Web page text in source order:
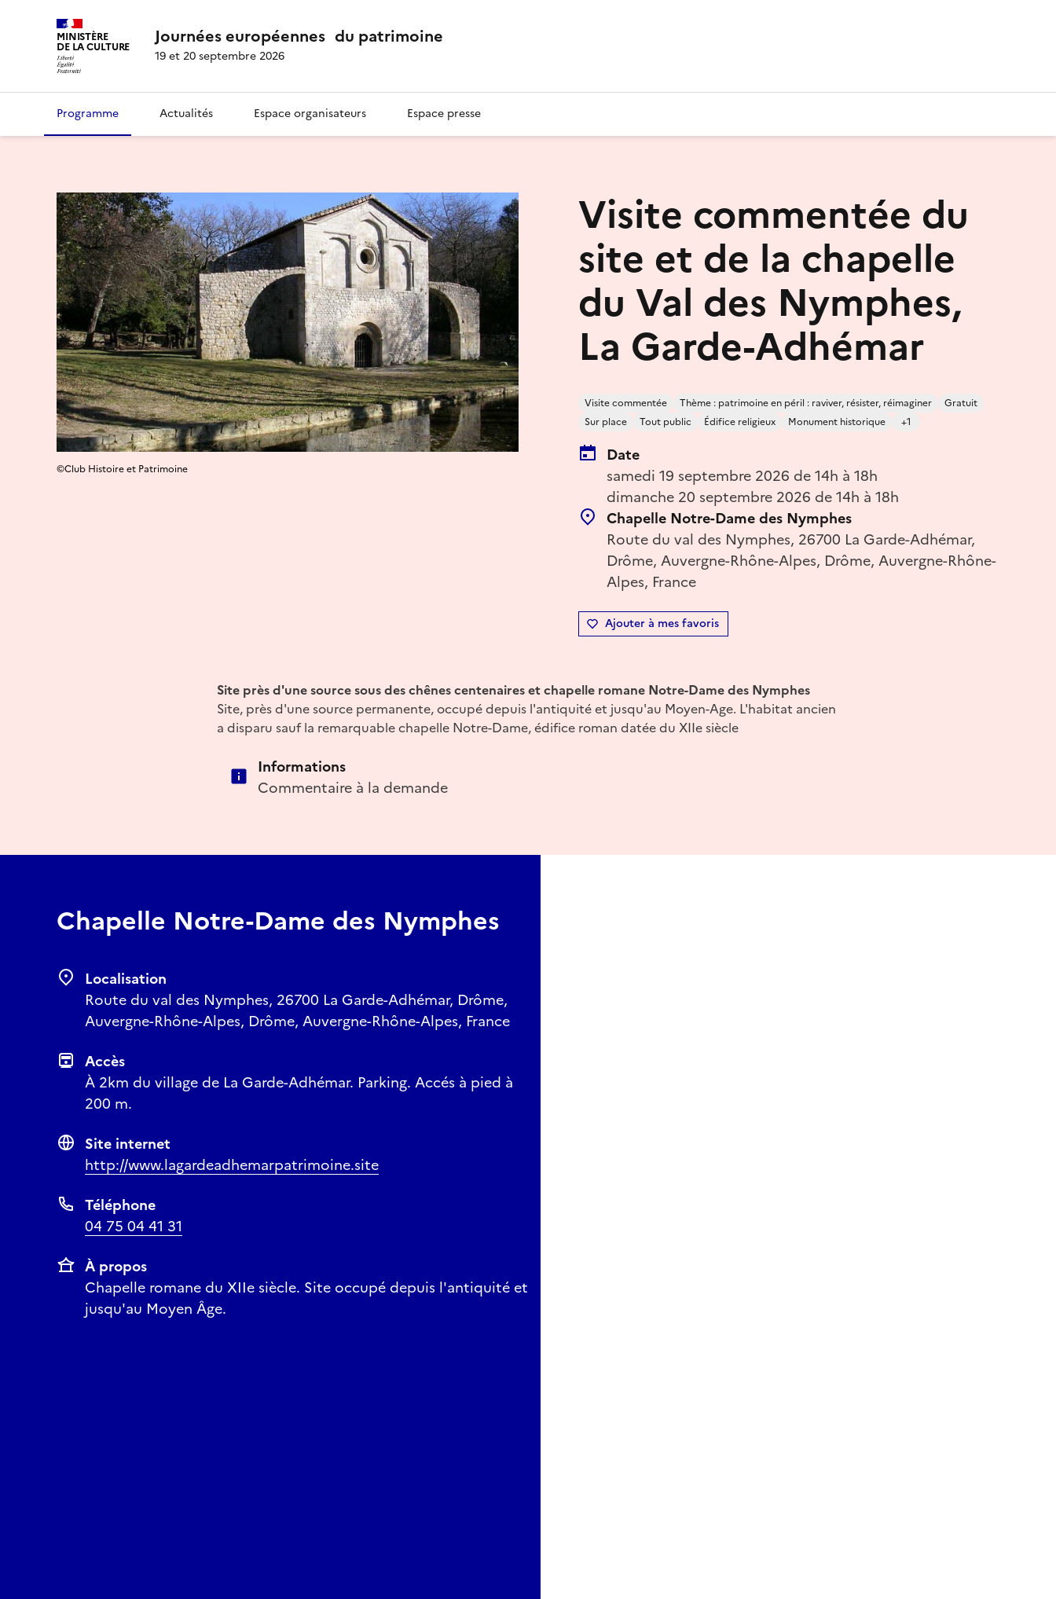
MINISTÈRE
DE LA CULTURE Journées européennes du patrimoine
19 et 20 septembre 2026
Programme Actualités Espace organisateurs Espace presse
Visite commentée du
site et de la chapelle
du Val des Nymphes,
La Garde-Adhémar
Visite commentée Thème : patrimoine en péril : raviver, résister, réimaginer
Gratuit
Sur place
Tout public Édifice religieux Monument historique +1
Date
samedi 19 septembre 2026 de 14h à 18h
dimanche 20 septembre 2026 de 14h à 18h
Chapelle Notre-Dame des Nymphes
Route du val des Nymphes, 26700 La Garde-Adhémar,
Drôme, Auvergne-Rhône-Alpes, Drôme, Auvergne-Rhône-
Alpes, France
Ajouter à mes favoris
©Club Histoire et Patrimoine
Site près d'une source sous des chênes centenaires et chapelle romane Notre-Dame des Nymphes
Site, près d'une source permanente, occupé depuis l'antiquité et jusqu'au Moyen-Age. L'habitat ancien
a disparu sauf la remarquable chapelle Notre-Dame, édifice roman datée du XIIe siècle
Informations
Commentaire à la demande
Chapelle Notre-Dame des Nymphes
Localisation
Route du val des Nymphes, 26700 La Garde-Adhémar, Drôme,
Auvergne-Rhône-Alpes, Drôme, Auvergne-Rhône-Alpes, France
Accès
À 2km du village de La Garde-Adhémar. Parking. Accés à pied à
200 m.
Site internet
http://www.lagardeadhemarpatrimoine.site
Téléphone
04 75 04 41 31
À propos
Chapelle romane du XIIe siècle. Site occupé depuis l'antiquité et
jusqu'au Moyen Âge.